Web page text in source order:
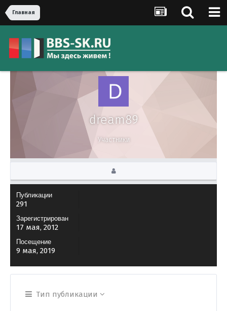
Главная
dream89
Участники
Публикации
291
Зарегистрирован
17 мая, 2012
Посещение
9 мая, 2019
Тип публикации